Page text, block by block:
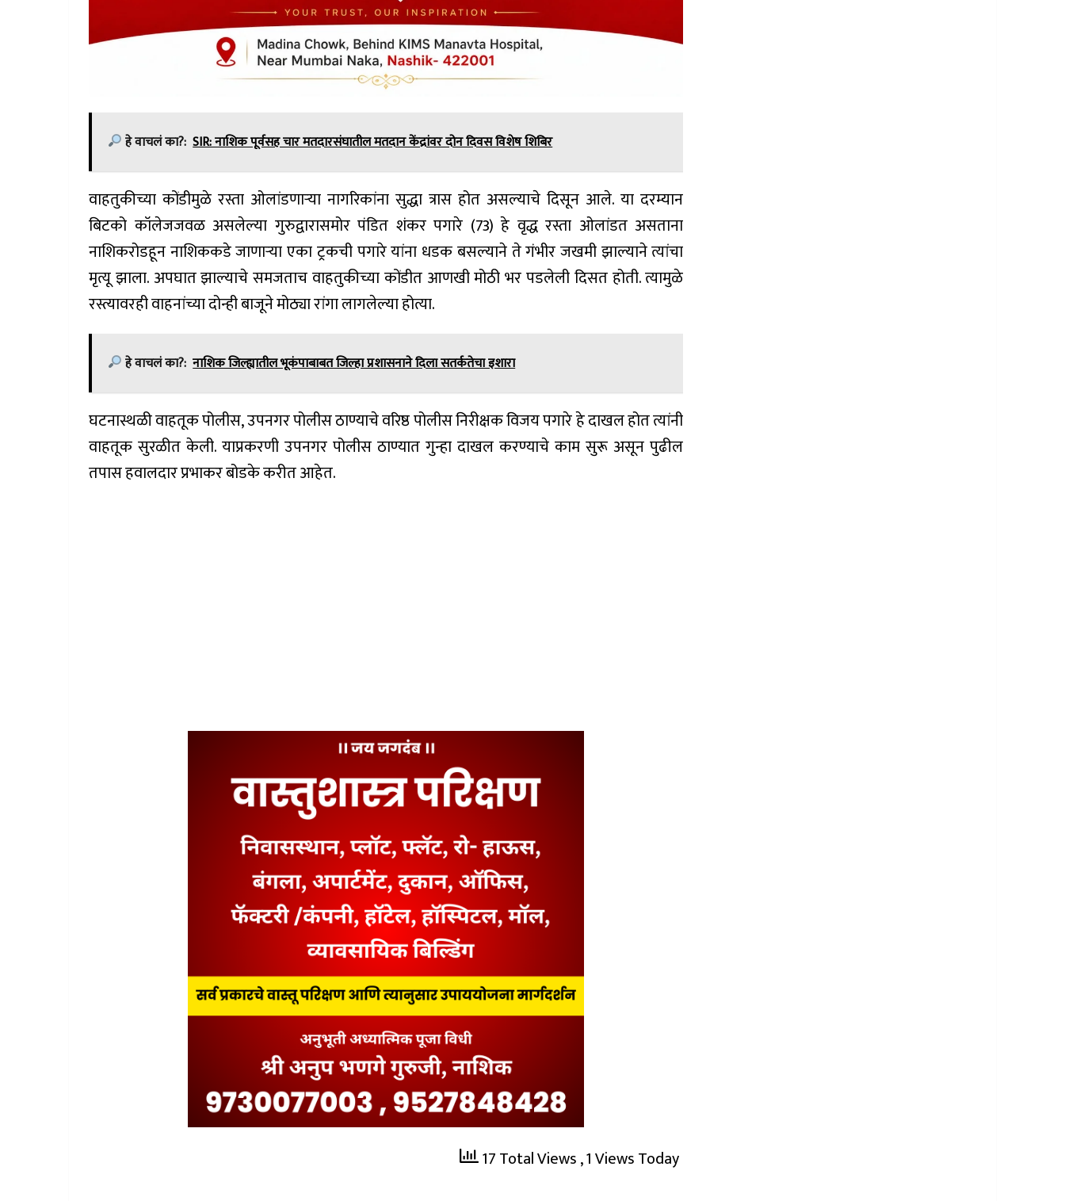
हे वाचलं का?: SIR: नाशिक पूर्वसह चार मतदारसंघातील मतदान केंद्रांवर दोन दिवस विशेष शिबिर
वाहतुकीच्या कोंडीमुळे रस्ता ओलांडणाऱ्या नागरिकांना सुद्धा त्रास होत असल्याचे दिसून आले. या दरम्यान
बिटको कॉलेजजवळ असलेल्या गुरुद्वारासमोर पंडित शंकर पगारे (73) हे वृद्ध रस्ता ओलांडत असताना
नाशिकरोडहून नाशिककडे जाणाऱ्या एका ट्रकची पगारे यांना धडक बसल्याने ते गंभीर जखमी झाल्याने त्यांचा
मृत्यू झाला. अपघात झाल्याचे समजताच वाहतुकीच्या कोंडीत आणखी मोठी भर पडलेली दिसत होती. त्यामुळे
रस्त्यावरही वाहनांच्या दोन्ही बाजूने मोठ्या रांगा लागलेल्या होत्या.
हे वाचलं का?: नाशिक जिल्ह्यातील भूकंपाबाबत जिल्हा प्रशासनाने दिला सतर्कतेचा इशारा
घटनास्थळी वाहतूक पोलीस, उपनगर पोलीस ठाण्याचे वरिष्ठ पोलीस निरीक्षक विजय पगारे हे दाखल होत त्यांनी
वाहतूक सुरळीत केली. याप्रकरणी उपनगर पोलीस ठाण्यात गुन्हा दाखल करण्याचे काम सुरू असून पुढील
तपास हवालदार प्रभाकर बोडके करीत आहेत.
17 Total Views, 1 Views Today